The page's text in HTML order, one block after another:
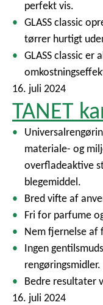
perfekt vis.
GLASS classic
tørrer hurtigt
GLASS classic er
16. juli 2024
TANET
materiale- og
overfladeaktive
blegemiddel.
Bred vifte af
Fri for parfume
Nem fjernelse af
Ingen
rengøringsmidler.
Bedre resultater
16. juli 2024